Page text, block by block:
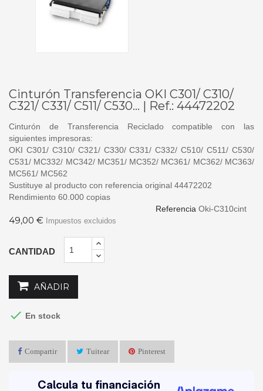
Cinturón Transferencia OKI C301/ C310/
C321/ C331/ C511/ C530... | Ref.: 44472202
Cinturón de Transferencia Reciclado compatible con las
siguientes impresoras:
OKI C301/ C310/ C321/ C330/ C331/ C332/ C510/ C511/ C530/
C531/ MC332/ MC342/ MC351/ MC352/ MC361/ MC362/ MC363/
MC561/ MC562
Sustituye al producto con referencia original 44472202
Rendimiento 60.000 copias
Referencia Oki-C310cint
49,00 € Impuestos excluidos
CANTIDAD
AÑADIR
 En stock
Compartir Tuitear Pinterest